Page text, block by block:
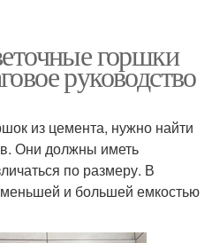
горшки
руководство
из цемента, нужно найти
Они должны иметь
по размеру. В
и большей емкостью